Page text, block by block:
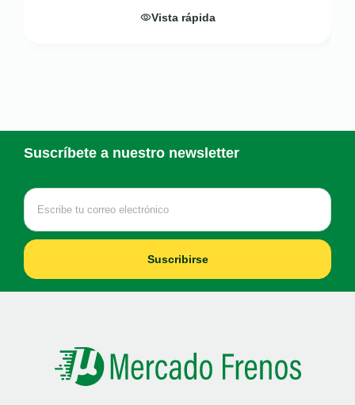
Vista rápida
Suscríbete a nuestro newsletter
Suscribirse